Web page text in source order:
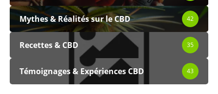
Mythes & Réalités sur le CBD 42
Recettes & CBD 35
Témoignages & Expériences CBD 43